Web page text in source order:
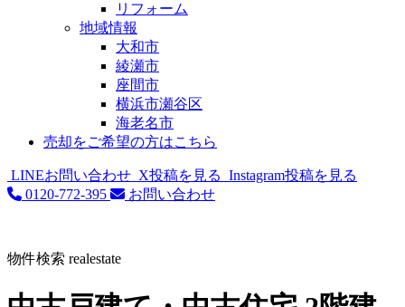
リフォーム
地域情報
大和市
綾瀬市
座間市
横浜市瀬谷区
海老名市
売却をご希望の方はこちら
LINEお問い合わせ X投稿を見る Instagram投稿を見る
0120-772-395
お問い合わせ
物件検索 realestate